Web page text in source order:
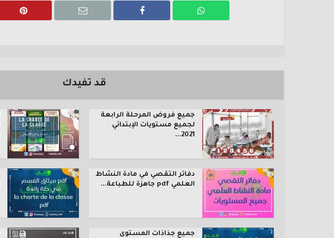
قد تفيدك
جميع فروض المرحلة الرابعة
لجميع مستويات الإبتدائي
2021...
دفاتر التقصي في مادة النشاط
العلمي pdf جاهزة للطباعة...
جميع جذاذات المستوى